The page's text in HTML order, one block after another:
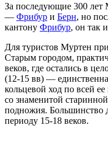
За последующие 300 лет
— Фрибур и Берн, но
кантону Фрибур, он так
Для туристов Муртен
Старым городом,
веков, где остались в
(12-15 вв) —
кольцевой ход по всей
со знаменитой
подножия. Большинство
периоду 15-18 веков.